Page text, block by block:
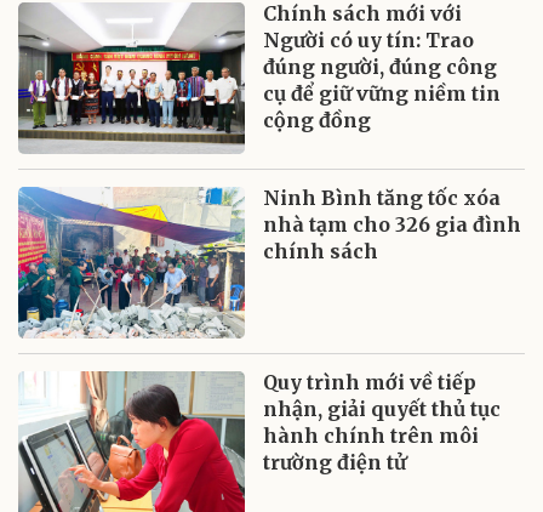
Chính sách mới với
Người có uy tín: Trao
đúng người, đúng công
cụ để giữ vững niềm tin
cộng đồng
Ninh Bình tăng tốc xóa
nhà tạm cho 326 gia đình
chính sách
Quy trình mới về tiếp
nhận, giải quyết thủ tục
hành chính trên môi
trường điện tử